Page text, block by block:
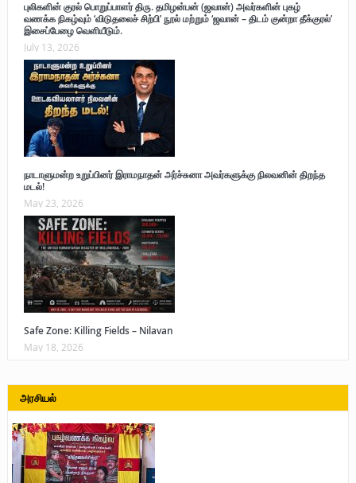
புலிகளின் குரல் பொறுப்பாளர் திரு. தமிழன்பன் (ஜவான்) அவர்களின் புகழ்
வணக்க நிகழ்வும் ‘விடுதலைச் சிற்பி’ நூல் மற்றும் ‘ஜவான் – திடம் குன்றா தீக்குரல்’
இசைப்பேழை வெளியீடும்.
July 13, 2026
நாடாளுமன்ற உறுப்பினர் இராமநாதன் அர்ச்சுனா அவர்களுக்கு நிலவனின் திறந்த
மடல்!
May 23, 2026
Safe Zone: Killing Fields – Nilavan
May 18, 2026
அரசியல்